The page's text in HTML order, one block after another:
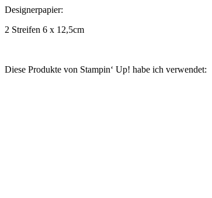
Designerpapier:
2 Streifen 6 x 12,5cm
Diese Produkte von Stampin‘ Up! habe ich verwendet: